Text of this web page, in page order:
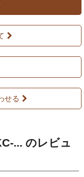
せる
... のレビュ